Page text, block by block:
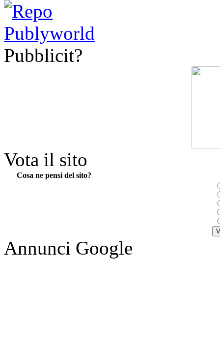
Pubblicit?
Vota il sito
Cosa ne pensi del sito?
Annunci Google